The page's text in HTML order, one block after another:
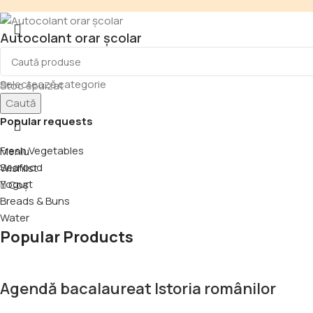
Selectează categorie
Caută
Popular requests
Fresh Vegetables
Seafood
Yogurt
Breads & Buns
Water
Popular Products
Agendă bacalaureat Istoria românilor
Autocolant orar școlar
9,50lei
Stoc epuizat
Meniu
Wishlist
Coș